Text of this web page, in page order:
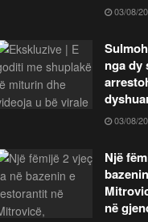
03/08/
nga dy
03/08/
Një
në